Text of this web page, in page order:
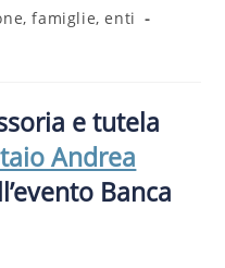
famiglie, enti
e tutela
Andrea
Banca